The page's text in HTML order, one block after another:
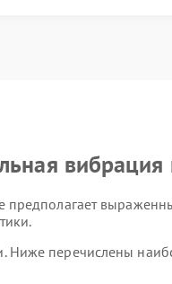
вибрация
предполагает
Ниже перечислены